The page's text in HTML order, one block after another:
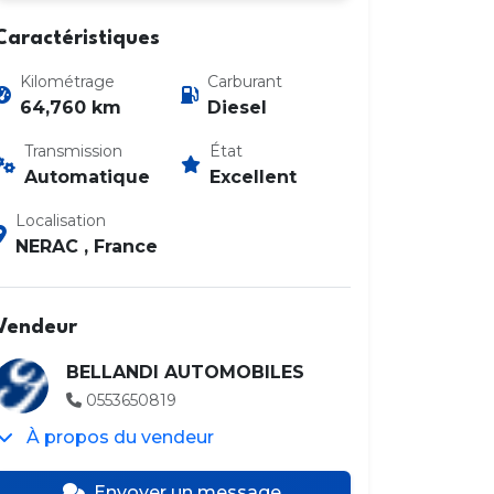
Kilométrage
64,760 km
Carburant
Diesel
Transmission
Automatique
État
Excellent
Localisation
NERAC , France
BELLANDI AUTOMOBILES
0553650819
À propos du vendeur